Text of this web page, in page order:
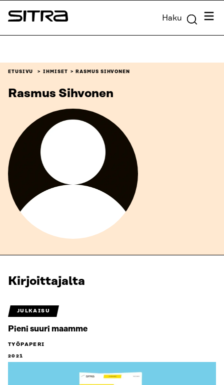
Siirry
suoraan
Sitra Haku
ETUSIVU IHMISET RASMUS SIHVONEN
Rasmus Sihvonen
Kirjoittajalta
JULKAISU
Pieni suuri maamme
TYÖPAPERI
2021